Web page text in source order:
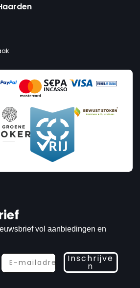
vol aanbiedingen en
Inschrijve
n